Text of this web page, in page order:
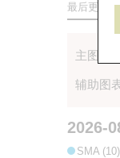
最后更新
主图表 (
辅助图
2026-
SMA